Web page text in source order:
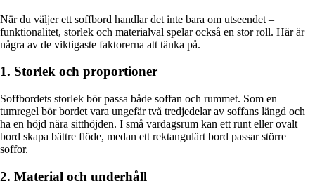
När du väljer ett soffbord handlar det inte bara om utseendet –
funktionalitet, storlek och materialval spelar också en stor roll. Här är
några av de viktigaste faktorerna att tänka på.
1. Storlek och proportioner
Soffbordets storlek bör passa både soffan och rummet. Som en
tumregel bör bordet vara ungefär två tredjedelar av soffans längd och
ha en höjd nära sitthöjden. I små vardagsrum kan ett runt eller ovalt
bord skapa bättre flöde, medan ett rektangulärt bord passar större
soffor.
2. Material och underhåll